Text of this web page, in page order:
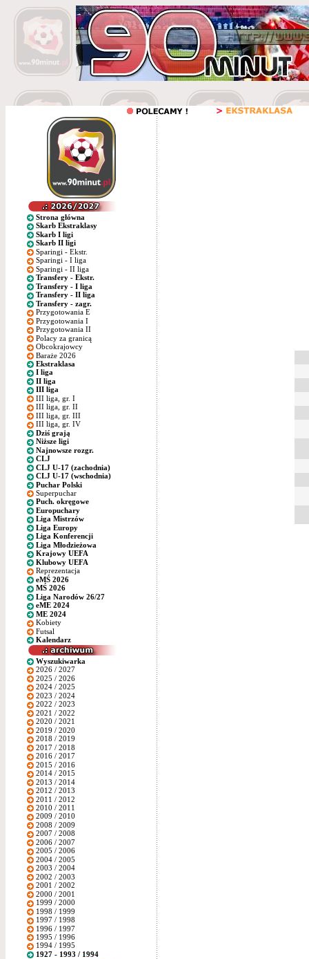
Strona główna
Skarb Ekstraklasy
Skarb I ligi
Skarb II ligi
Sparingi - Ekstr.
Sparingi - I liga
Sparingi - II liga
Transfery - Ekstr.
Transfery - I liga
Transfery - II liga
Transfery - zagr.
Przygotowania E
Przygotowania I
Przygotowania II
Polacy za granicą
Obcokrajowcy
Baraże 2026
Ekstraklasa
I liga
II liga
III liga
III liga, gr. I
III liga, gr. II
III liga, gr. III
III liga, gr. IV
Dziś grają
Niższe ligi
Najnowsze rozgr.
CLJ
CLJ U-17 (zachodnia)
CLJ U-17 (wschodnia)
Puchar Polski
Superpuchar
Puch. okręgowe
Europuchary
Liga Mistrzów
Liga Europy
Liga Konferencji
Liga Młodzieżowa
Krajowy UEFA
Klubowy UEFA
Reprezentacja
eMŚ 2026
MŚ 2026
Liga Narodów 26/27
eME 2024
ME 2024
Kobiety
Futsal
Kalendarz
Wyszukiwarka
2026 / 2027
2025 / 2026
2024 / 2025
2023 / 2024
2022 / 2023
2021 / 2022
2020 / 2021
2019 / 2020
2018 / 2019
2017 / 2018
2016 / 2017
2015 / 2016
2014 / 2015
2013 / 2014
2012 / 2013
2011 / 2012
2010 / 2011
2009 / 2010
2008 / 2009
2007 / 2008
2006 / 2007
2005 / 2006
2004 / 2005
2003 / 2004
2002 / 2003
2001 / 2002
2000 / 2001
1999 / 2000
1998 / 1999
1997 / 1998
1996 / 1997
1995 / 1996
1994 / 1995
1927 - 1993 / 1994